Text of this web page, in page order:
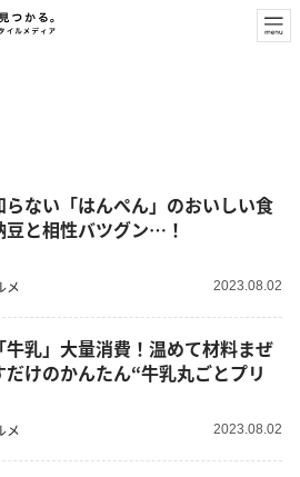
らない「はんぺん」のおいしい食
豆と相性バツグン…！
メ 2023.08.02
牛乳」大量消費！温めて材料まぜ
だけのかんたん“牛乳丸ごとプリ
メ 2023.08.02